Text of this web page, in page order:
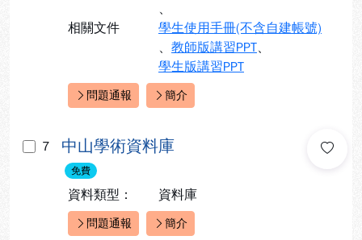
相關文件
、
學生使用手冊(不含自建帳號)
、 教師版講習PPT、
學生版講習PPT
快速連結：
問題通報 簡介
7 中山學術資料庫
免費
資料類型： 資料庫
快速連結：
問題通報 簡介